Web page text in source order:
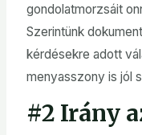
gondolatmorzsáit
Szerintünk
kérdésekre adott
menyasszony is jól
#2 Irány